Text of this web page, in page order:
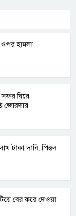
হামলা
সফর ঘিরে
জোরদার
টাকা দাবি, পিস্তল
বের করে দেওয়া